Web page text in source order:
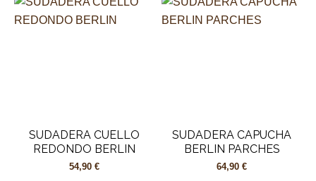
SUDADERA CUELLO
REDONDO BERLIN
54,90 €
SUDADERA CAPUCHA
BERLIN PARCHES
64,90 €